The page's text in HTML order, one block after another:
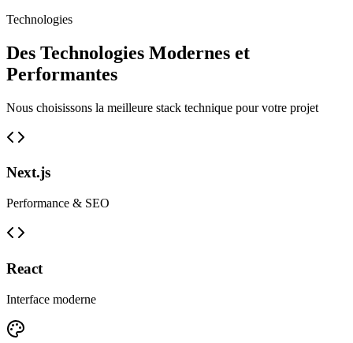
Technologies
Des Technologies Modernes et
Performantes
Nous choisissons la meilleure stack technique pour votre projet
Next.js
Performance & SEO
React
Interface moderne